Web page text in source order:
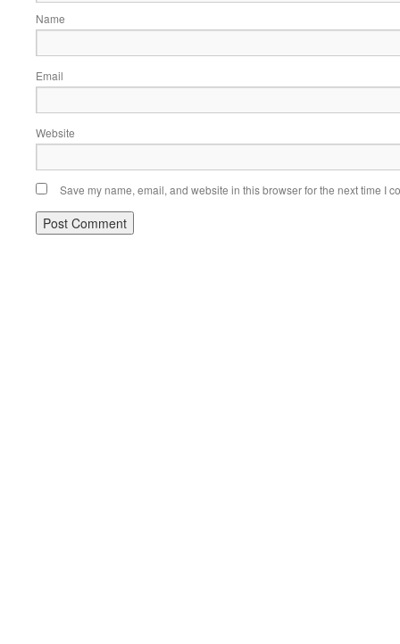
Name
Email
Website
Save my name, email, and website in this browser for the next time I